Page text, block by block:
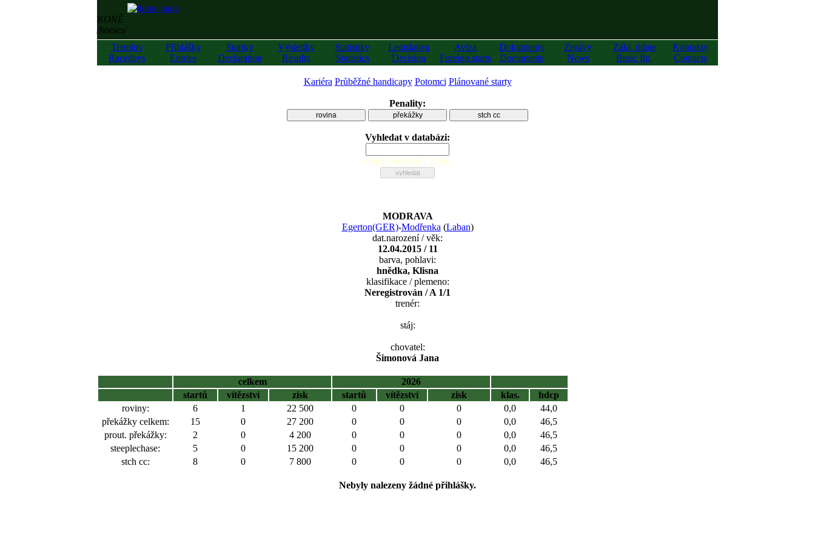
KONĚ
/horses/
Termíny
Racedays
Přihlášky
Entries
Startky
Declaration
Výsledky
Results
Statistiky
Statistics
Legislativa
Decision
Avíza
Foreign starts
Dokumenty
Documents
Zprávy
News
Zákl. údaje
Basic fig.
Kontakty
Contacts
Kariéra Průběžné handicapy Potomci Plánované starty
Penality:
rovina překážky stch cc
Vyhledat v databázi:
zadejte alespoň 2 znaky
MODRAVA
Egerton(GER)-Modřenka (Laban)
dat.narození / věk:
12.04.2015 / 11
barva, pohlavi:
hnědka, Klisna
klasifikace / plemeno:
Neregistrován / A 1/1
trenér:
stáj:
chovatel:
Šimonová Jana
celkem
2026
startů
vítězství zisk startů vítězství zisk klas.
hdcp
roviny:
6 1 22 500 0 0 0 0,0
44,0
překážky celkem:
15 0 27 200 0 0 0 0,0
46,5
prout. překážky:
2 0 4 200 0 0 0 0,0
46,5
steeplechase:
5 0 15 200 0 0 0 0,0
46,5
stch cc:
8 0 7 800 0 0 0 0,0 46,5
Nebyly nalezeny žádné přihlášky.